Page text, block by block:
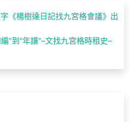
《楊樹達日記找九宮格會議》出
”到“年譜”–文找九宮格時租史–